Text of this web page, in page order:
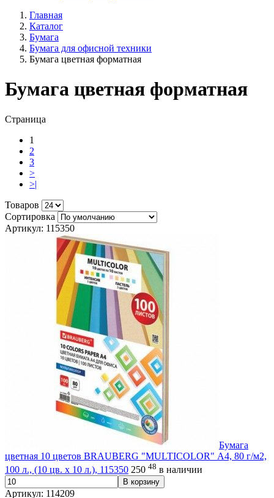
Главная
Каталог
Бумага
Бумага для офисной техники
Бумага цветная форматная
Бумага цветная форматная
Страница
1
2
3
>
>|
Товаров
Сортировка
Артикул: 115350
Бумага
цветная 10 цветов BRAUBERG "MULTICOLOR" А4, 80 г/м2,
100 л., (10 цв. x 10 л.), 115350 250 48 в наличии
В корзину
Артикул: 114209